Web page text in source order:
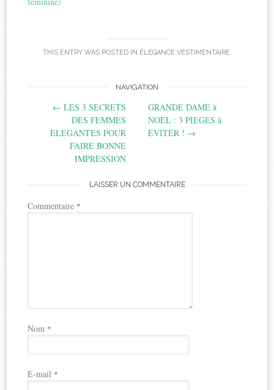
THIS ENTRY WAS POSTED IN ÉLÉGANCE VESTIMENTAIRE.
navigation
NAVIGATION
← LES 3 SECRETS
DES FEMMES
ELEGANTES POUR
FAIRE BONNE
IMPRESSION
GRANDE DAME à
NOEL : 3 PIEGES à
EVITER ! →
LAISSER UN COMMENTAIRE
Commentaire *
Nom *
E-mail *